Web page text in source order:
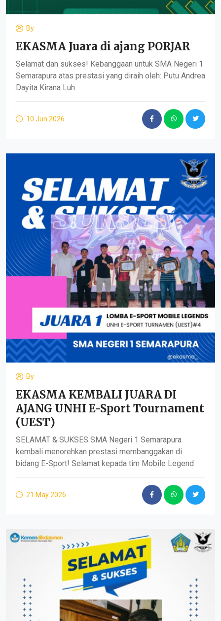
By
EKASMA Juara di ajang PORJAR
Selamat dan sukses! Kebanggaan untuk SMA Negeri 1
Semarapura atas prestasi yang diraih oleh: Putu Andrea
Dayita Kirana Luh
10 Jun 2026
By
EKASMA KEMBALI JUARA DI
AJANG UNHI E-Sport Tournament
(UEST)
SELAMAT & SUKSES SMA Negeri 1 Semarapura
kembali menorehkan prestasi membanggakan di
bidang E-Sport! Selamat kepada tim Mobile Legend
21 May 2026